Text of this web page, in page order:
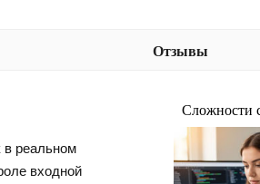
Отзывы
в реальном
входной
Сложности